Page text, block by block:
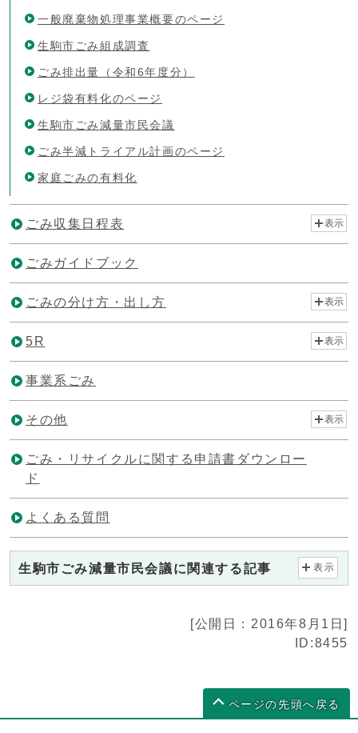
一般廃棄物処理事業概要のページ
生駒市ごみ組成調査
ごみ排出量（令和6年度分）
レジ袋有料化のページ
生駒市ごみ減量市民会議
ごみ半減トライアル計画のページ
家庭ごみの有料化
ごみ収集日程表 表示
ごみガイドブック
ごみの分け方・出し方 表示
5R 表示
事業系ごみ
その他 表示
ごみ・リサイクルに関する申請書ダウンロー
ド
よくある質問
生駒市ごみ減量市民会議に関連する記事 表示
[公開日：2016年8月1日]
ID:8455
ページの先頭へ戻る